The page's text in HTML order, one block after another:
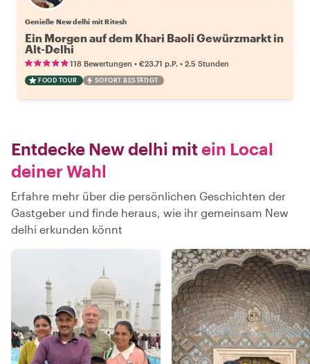
Genieße New delhi mit Ritesh
Ein Morgen auf dem Khari Baoli Gewürzmarkt in
Alt-Delhi
118 Bewertungen • €23.71 p.P. • 2.5 Stunden
FOOD TOUR SOFORT BESTÄTIGT
Entdecke New delhi mitein Local
deiner Wahl
Erfahre mehr über die persönlichen Geschichten der
Gastgeber und finde heraus, wie ihr gemeinsam New
delhi erkunden könnt